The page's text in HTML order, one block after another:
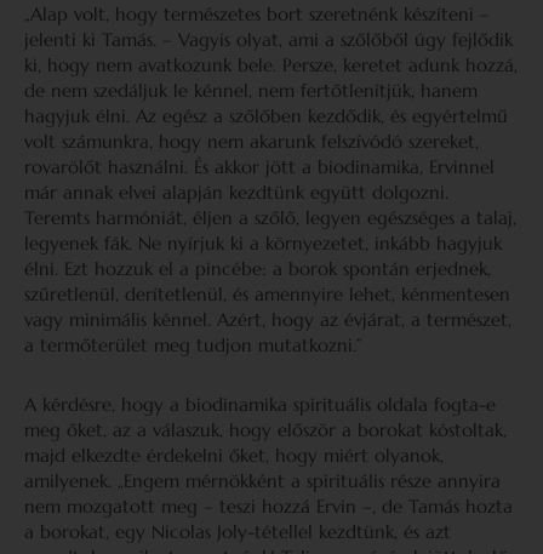
„Alap volt, hogy természetes bort szeretnénk készíteni –
jelenti ki Tamás. – Vagyis olyat, ami a szőlőből úgy fejlődik
ki, hogy nem avatkozunk bele. Persze, keretet adunk hozzá,
de nem szedáljuk le kénnel, nem fertőtlenítjük, hanem
hagyjuk élni. Az egész a szőlőben kezdődik, és egyértelmű
volt számunkra, hogy nem akarunk felszívódó szereket,
rovarölőt használni. És akkor jött a biodinamika, Ervinnel
már annak elvei alapján kezdtünk együtt dolgozni.
Teremts harmóniát, éljen a szőlő, legyen egészséges a talaj,
legyenek fák. Ne nyírjuk ki a környezetet, inkább hagyjuk
élni. Ezt hozzuk el a pincébe: a borok spontán erjednek,
szűretlenül, derítetlenül, és amennyire lehet, kénmentesen
vagy minimális kénnel. Azért, hogy az évjárat, a természet,
a termőterület meg tudjon mutatkozni.”
A kérdésre, hogy a biodinamika spirituális oldala fogta-e
meg őket, az a válaszuk, hogy először a borokat kóstoltak,
majd elkezdte érdekelni őket, hogy miért olyanok,
amilyenek. „Engem mérnökként a spirituális része annyira
nem mozgatott meg – teszi hozzá Ervin –, de Tamás hozta
a borokat, egy Nicolas Joly-tétellel kezdtünk, és azt